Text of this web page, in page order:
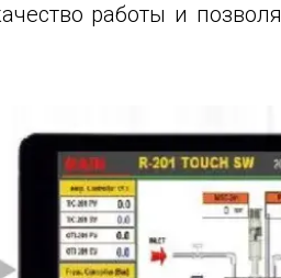
работы и